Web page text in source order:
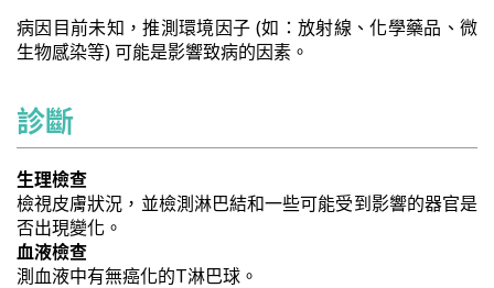
病因目前未知，推測環境因子 (如：放射線、化學藥品、微
生物感染等) 可能是影響致病的因素。
診斷
生理檢查
檢視皮膚狀況，並檢測淋巴結和一些可能受到影響的器官是
否出現變化。
血液檢查
測血液中有無癌化的T淋巴球。